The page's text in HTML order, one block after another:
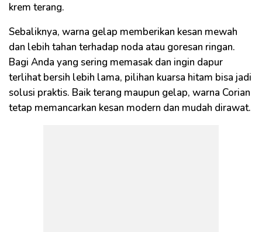
krem terang.
Sebaliknya, warna gelap memberikan kesan mewah
dan lebih tahan terhadap noda atau goresan ringan.
Bagi Anda yang sering memasak dan ingin dapur
terlihat bersih lebih lama, pilihan kuarsa hitam bisa jadi
solusi praktis. Baik terang maupun gelap, warna Corian
tetap memancarkan kesan modern dan mudah dirawat.